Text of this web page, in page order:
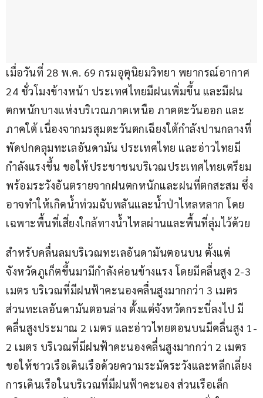
เมื่อวันที่ 28 พ.ค. 69 กรมอุตุนิยมวิทยา พยากรณ์อากาศ
24 ชั่วโมงข้างหน้า ประเทศไทยมีฝนเพิ่มขึ้น และมีฝน
ตกหนักบางแห่งบริเวณภาคเหนือ ภาคตะวันออก และ
ภาคใต้ เนื่องจากมรสุมตะวันตกเฉียงใต้กำลังปานกลางที่
พัดปกคลุมทะเลอันดามัน ประเทศไทย และอ่าวไทยมี
กำลังแรงขึ้น ขอให้ประชาชนบริเวณประเทศไทยเตรียม
พร้อมระวังอันตรายจากฝนตกหนักและฝนที่ตกสะสม ซึ่ง
อาจทำให้เกิดน้ำท่วมฉับพลันและน้ำป่าไหลหลาก โดย
เฉพาะพื้นที่เสี่ยงใกล้ทางน้ำไหลผ่านและพื้นที่ลุ่มไว้ด้วย
สำหรับคลื่นลมบริเวณทะเลอันดามันตอนบน ตั้งแต่
จังหวัดภูเก็ตขึ้นมามีกำลังค่อนข้างแรง โดยมีคลื่นสูง 2-3
เมตร บริเวณที่มีฝนฟ้าคะนองคลื่นสูงมากกว่า 3 เมตร
ส่วนทะเลอันดามันตอนล่าง ตั้งแต่จังหวัดกระบี่ลงไป มี
คลื่นสูงประมาณ 2 เมตร และอ่าวไทยตอนบนมีคลื่นสูง 1-
2 เมตร บริเวณที่มีฝนฟ้าคะนองคลื่นสูงมากกว่า 2 เมตร
ขอให้ชาวเรือเดินเรือด้วยความระมัดระวังและหลีกเลี่ยง
การเดินเรือในบริเวณที่มีฝนฟ้าคะนอง ส่วนเรือเล็ก